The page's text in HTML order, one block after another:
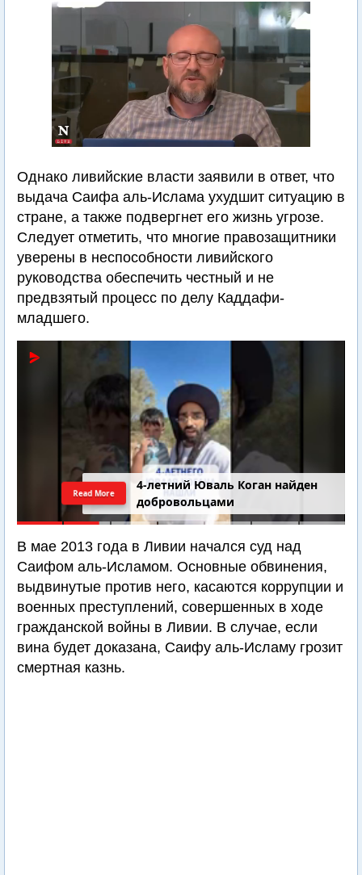
Однако ливийские власти заявили в ответ, что
выдача Саифа аль-Ислама ухудшит ситуацию в
стране, а также подвергнет его жизнь угрозе.
Следует отметить, что многие правозащитники
уверены в неспособности ливийского
руководства обеспечить честный и не
предвзятый процесс по делу Каддафи-
младшего.
4-летний Юваль Коган найден
добровольцами
Read More
В мае 2013 года в Ливии начался суд над
Саифом аль-Исламом. Основные обвинения,
выдвинутые против него, касаются коррупции и
военных преступлений, совершенных в ходе
гражданской войны в Ливии. В случае, если
вина будет доказана, Саифу аль-Исламу грозит
смертная казнь.